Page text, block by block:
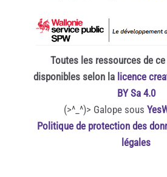
Toutes les ressources de
disponibles selon la licence
BY Sa 4.0
(>^_^)> Galope sous
Politique de protection des
légales